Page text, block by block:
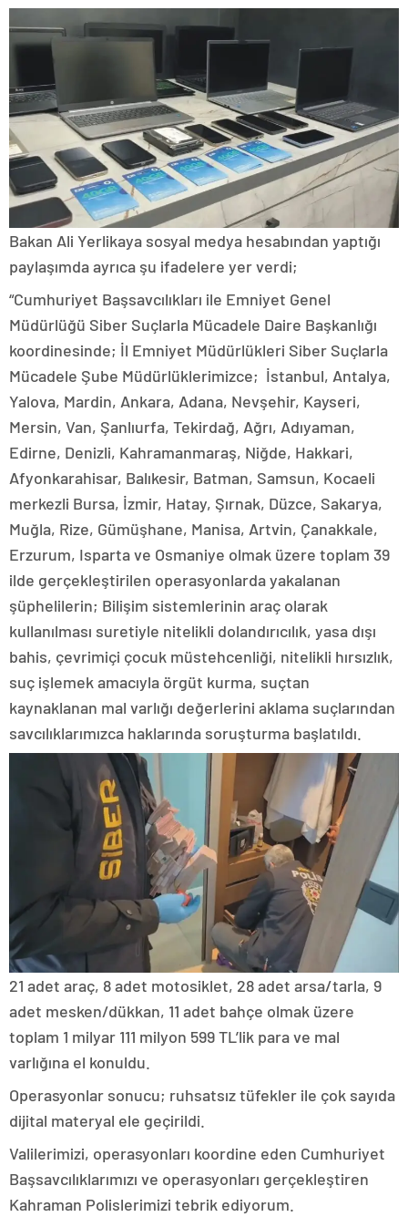
Bakan Ali Yerlikaya sosyal medya hesabından yaptığı
paylaşımda ayrıca şu ifadelere yer verdi;
“Cumhuriyet Başsavcılıkları ile Emniyet Genel
Müdürlüğü Siber Suçlarla Mücadele Daire Başkanlığı
koordinesinde; İl Emniyet Müdürlükleri Siber Suçlarla
Mücadele Şube Müdürlüklerimizce; İstanbul, Antalya,
Yalova, Mardin, Ankara, Adana, Nevşehir, Kayseri,
Mersin, Van, Şanlıurfa, Tekirdağ, Ağrı, Adıyaman,
Edirne, Denizli, Kahramanmaraş, Niğde, Hakkari,
Afyonkarahisar, Balıkesir, Batman, Samsun, Kocaeli
merkezli Bursa, İzmir, Hatay, Şırnak, Düzce, Sakarya,
Muğla, Rize, Gümüşhane, Manisa, Artvin, Çanakkale,
Erzurum, Isparta ve Osmaniye olmak üzere toplam 39
ilde gerçekleştirilen operasyonlarda yakalanan
şüphelilerin; Bilişim sistemlerinin araç olarak
kullanılması suretiyle nitelikli dolandırıcılık, yasa dışı
bahis, çevrimiçi çocuk müstehcenliği, nitelikli hırsızlık,
suç işlemek amacıyla örgüt kurma, suçtan
kaynaklanan mal varlığı değerlerini aklama suçlarından
savcılıklarımızca haklarında soruşturma başlatıldı.
21 adet araç, 8 adet motosiklet, 28 adet arsa/tarla, 9
adet mesken/dükkan, 11 adet bahçe olmak üzere
toplam 1 milyar 111 milyon 599 TL’lik para ve mal
varlığına el konuldu.
Operasyonlar sonucu; ruhsatsız tüfekler ile çok sayıda
dijital materyal ele geçirildi.
Valilerimizi, operasyonları koordine eden Cumhuriyet
Başsavcılıklarımızı ve operasyonları gerçekleştiren
Kahraman Polislerimizi tebrik ediyorum.